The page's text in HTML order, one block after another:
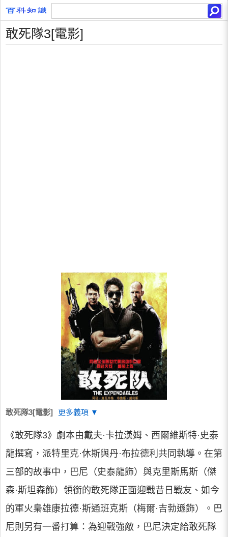
敢死隊3[電影]
敢死隊3[電影] 更多義項 ▼
《敢死隊3》劇本由戴夫·卡拉漢姆、西爾維斯特·史泰
龍撰寫，派特里克·休斯與丹·布拉德利共同執導。在第
三部的故事中，巴尼（史泰龍飾）與克里斯馬斯（傑
森·斯坦森飾）領銜的敢死隊正面迎戰昔日戰友、如今
的軍火梟雄康拉德·斯通班克斯（梅爾·吉勃遜飾）。巴
尼則另有一番打算：為迎戰強敵，巴尼決定給敢死隊